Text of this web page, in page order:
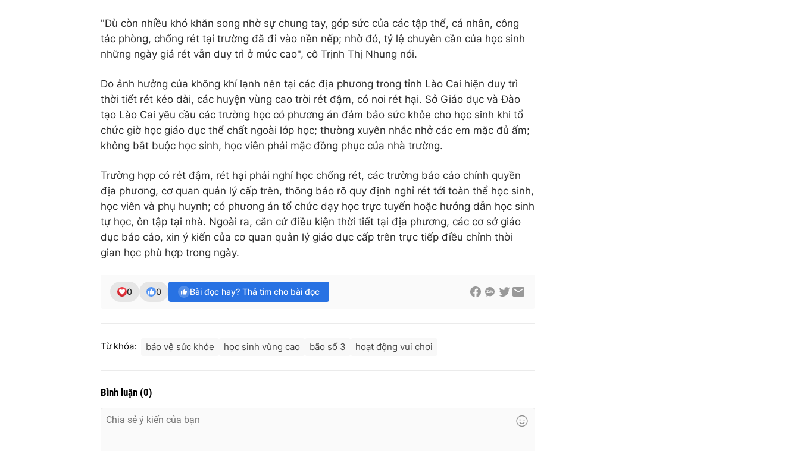
"Dù còn nhiều khó khăn song nhờ sự chung tay, góp sức của các tập thể, cá nhân, công
tác phòng, chống rét tại trường đã đi vào nền nếp; nhờ đó, tỷ lệ chuyên cần của học sinh
những ngày giá rét vẫn duy trì ở mức cao", cô Trịnh Thị Nhung nói.
Do ảnh hưởng của không khí lạnh nên tại các địa phương trong tỉnh Lào Cai hiện duy trì
thời tiết rét kéo dài, các huyện vùng cao trời rét đậm, có nơi rét hại. Sở Giáo dục và Đào
tạo Lào Cai yêu cầu các trường học có phương án đảm bảo sức khỏe cho học sinh khi tổ
chức giờ học giáo dục thể chất ngoài lớp học; thường xuyên nhắc nhở các em mặc đủ ấm;
không bắt buộc học sinh, học viên phải mặc đồng phục của nhà trường.
Trường hợp có rét đậm, rét hại phải nghỉ học chống rét, các trường báo cáo chính quyền
địa phương, cơ quan quản lý cấp trên, thông báo rõ quy định nghỉ rét tới toàn thể học sinh,
học viên và phụ huynh; có phương án tổ chức dạy học trực tuyến hoặc hướng dẫn học sinh
tự học, ôn tập tại nhà. Ngoài ra, căn cứ điều kiện thời tiết tại địa phương, các cơ sở giáo
dục báo cáo, xin ý kiến của cơ quan quản lý giáo dục cấp trên trực tiếp điều chỉnh thời
gian học phù hợp trong ngày.
0 0 Bài đọc hay? Thả tim cho bài đọc
Từ khóa: bảo vệ sức khỏe học sinh vùng cao bão số 3 hoạt động vui chơi
Bình luận (0)